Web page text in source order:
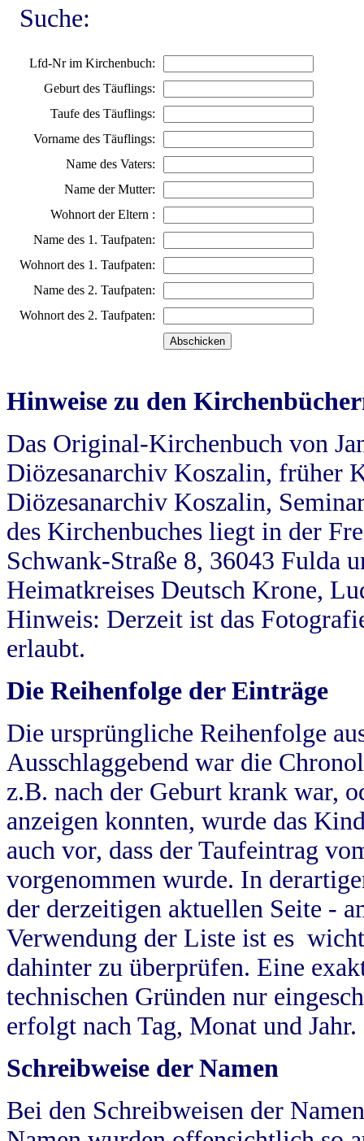
Suche:
Lfd-Nr im Kirchenbuch:
Geburt des Täuflings:
Taufe des Täuflings:
Vorname des Täuflings:
Name des Vaters:
Name der Mutter:
Wohnort der Eltern :
Name des 1. Taufpaten:
Wohnort des 1. Taufpaten:
Name des 2. Taufpaten:
Wohnort des 2. Taufpaten:
Hinweise zu den
Das Original-Kirchenbuch von
Diözesanarchiv Koszalin, früher
Diözesanarchiv Koszalin,
des Kirchenbuches liegt in der
Schwank-Straße 8, 36043 Fulda
Heimatkreises Deutsch Krone,
Hinweis: Derzeit ist das
erlaubt.
Die Reihenfolge der Einträge
Die ursprüngliche Reihenfolge
Ausschlaggebend war die
z.B. nach der Geburt krank war,
anzeigen konnten, wurde das
auch vor, dass der Taufeintrag
vorgenommen wurde. In
der derzeitigen aktuellen Seite -
Verwendung der Liste ist es
dahinter zu überprüfen. Eine
technischen Gründen nur
erfolgt nach Tag, Monat und Jahr.
Schreibweise der Namen
Bei den Schreibweisen der